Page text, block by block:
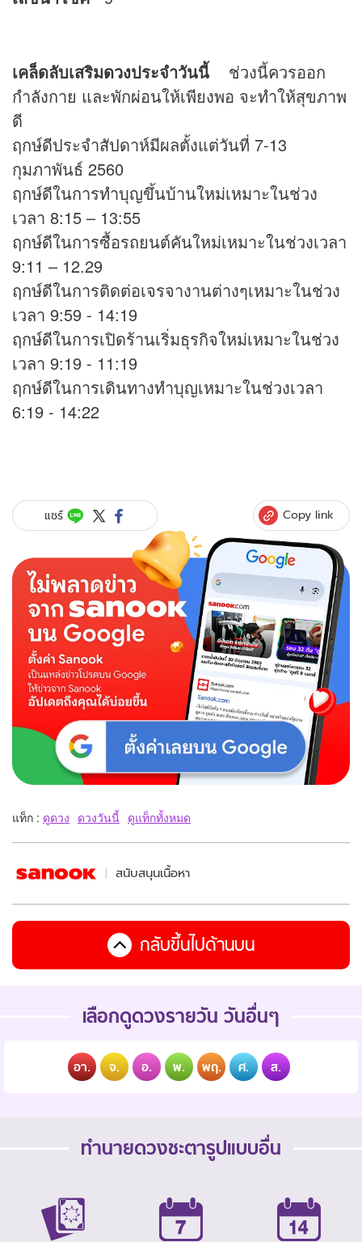
เคล็ดลับเสริมดวงประจำวันนี้ ช่วงนี้ควรออก
กำลังกาย และพักผ่อนให้เพียงพอ จะทำให้สุขภาพ
ดี
ฤกษ์ดีประจำสัปดาห์มีผลตั้งแต่วันที่ 7-13
กุมภาพันธ์ 2560
ฤกษ์ดีในการทำบุญขึ้นบ้านใหม่เหมาะในช่วง
เวลา 8:15 – 13:55
ฤกษ์ดีในการซื้อรถยนต์คันใหม่เหมาะในช่วงเวลา
9:11 – 12.29
ฤกษ์ดีในการติดต่อเจรจางานต่างๆเหมาะในช่วง
เวลา 9:59 - 14:19
ฤกษ์ดีในการเปิดร้านเริ่มธุรกิจใหม่เหมาะในช่วง
เวลา 9:19 - 11:19
ฤกษ์ดีในการเดินทางทำบุญเหมาะในช่วงเวลา
6:19 - 14:22
แชร์ Copy link
แท็ก : ดูดวง ดวงวันนี้ ดูแท็กทั้งหมด
สนับสนุนเนื้อหา
กลับขึ้นไปด้านบน
เลือกดูดวงรายวัน วันอื่นๆ
อา. จ. อ. พ. พฤ. ศ. ส.
ทำนายดวงชะตารูปแบบอื่น